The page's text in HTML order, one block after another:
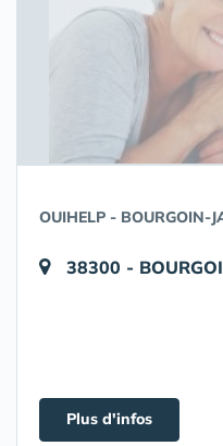
OUIHELP - BOURGOIN-
38300 -
Plus d'infos